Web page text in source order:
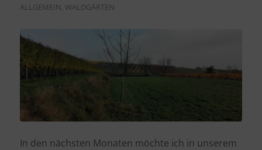
ALLGEMEIN, WALDGÄRTEN
In den nächsten Monaten möchte ich in unserem